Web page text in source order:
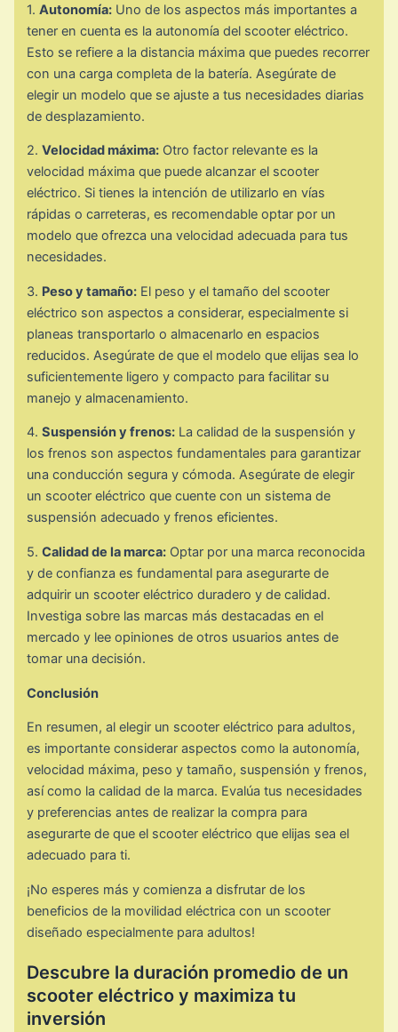
1.Autonomía: Uno de los aspectos más importantes a
tener en cuenta es la autonomía del scooter eléctrico.
Esto se refiere a la distancia máxima que puedes recorrer
con una carga completa de la batería. Asegúrate de
elegir un modelo que se ajuste a tus necesidades diarias
de desplazamiento.
2.Velocidad máxima: Otro factor relevante es la
velocidad máxima que puede alcanzar el scooter
eléctrico. Si tienes la intención de utilizarlo en vías
rápidas o carreteras, es recomendable optar por un
modelo que ofrezca una velocidad adecuada para tus
necesidades.
3. Peso y tamaño: El peso y el tamaño del scooter
eléctrico son aspectos a considerar, especialmente si
planeas transportarlo o almacenarlo en espacios
reducidos. Asegúrate de que el modelo que elijas sea lo
suficientemente ligero y compacto para facilitar su
manejo y almacenamiento.
4.Suspensión y frenos: La calidad de la suspensión y
los frenos son aspectos fundamentales para garantizar
una conducción segura y cómoda. Asegúrate de elegir
un scooter eléctrico que cuente con un sistema de
suspensión adecuado y frenos eficientes.
5.Calidad de la marca: Optar por una marca reconocida
y de confianza es fundamental para asegurarte de
adquirir un scooter eléctrico duradero y de calidad.
Investiga sobre las marcas más destacadas en el
mercado y lee opiniones de otros usuarios antes de
tomar una decisión.
Conclusión
En resumen, al elegir un scooter eléctrico para adultos,
es importante considerar aspectos como la autonomía,
velocidad máxima, peso y tamaño, suspensión y frenos,
así como la calidad de la marca. Evalúa tus necesidades
y preferencias antes de realizar la compra para
asegurarte de que el scooter eléctrico que elijas sea el
adecuado para ti.
¡No esperes más y comienza a disfrutar de los
beneficios de la movilidad eléctrica con un scooter
diseñado especialmente para adultos!
Descubre la duración promedio de un
scooter eléctrico y maximiza tu
inversión